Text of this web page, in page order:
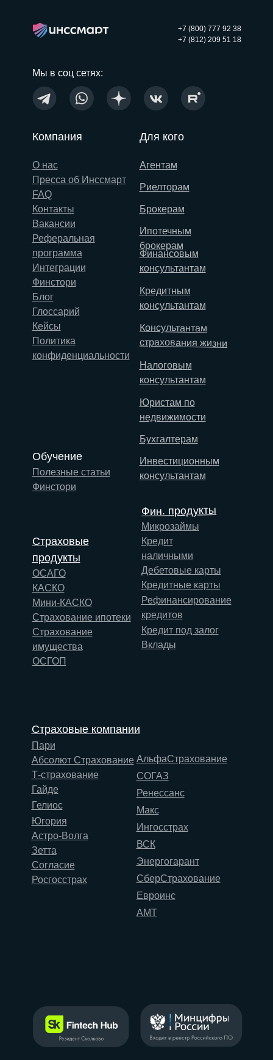
+7 (800) 777 92 38
+7 (812) 209 51 18
Мы в соц сетях:
Для кого
Агентам
Риелторам
Брокерам
Ипотечным
брокерам
Кредитным
консультантам
Консультантам
страхования жизни
Налоговым
консультантам
Инвестиционным
консультантам
Бухгалтерам
Юристам по
недвижимости
Финансовым
консультантам
Обучение
Полезные статьи
Финстори
АльфаСтрахование
СОГАЗ
Ренессанс
Макс
Ингосстрах
ВСК
Энергогарант
СберСтрахование
Евроинс
АМТ
Страховые компании
Пари
Абсолют Страхование
Т-страхование
Гайде
Гелиос
Югория
Астро-Волга
Зетта
Согласие
Росгосстрах
Фин. продукты
Микрозаймы
Кредит
наличными
Дебетовые карты
Кредитные карты
Рефинансирование
кредитов
Кредит под залог
Вклады
Страховые
продукты
ОСАГО
КАСКО
Мини-КАСКО
Страхование ипотеки
Страхование
имущества
ОСГОП
Компания
О нас
Пресса об Инссмарт
FAQ
Контакты
Вакансии
Реферальная
программа
Интеграции
Финстори
Блог
Глоссарий
Кейсы
Политика
конфиденциальности